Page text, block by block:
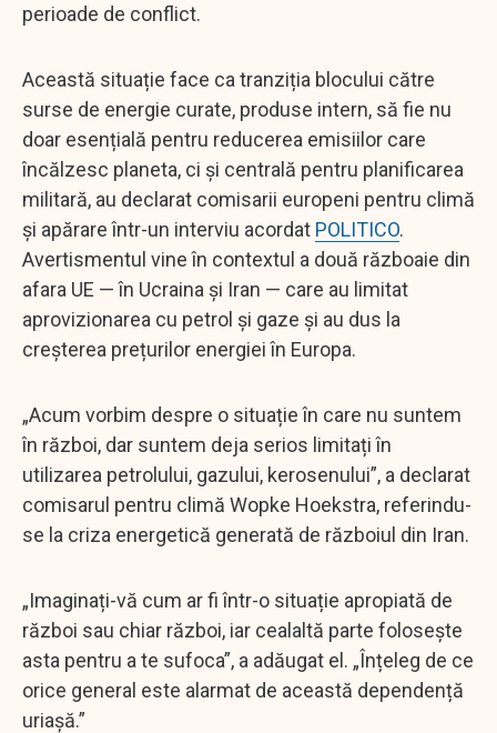
perioade de conflict.
Această situație face ca tranziția blocului către
surse de energie curate, produse intern, să fie nu
doar esențială pentru reducerea emisiilor care
încălzesc planeta, ci și centrală pentru planificarea
militară, au declarat comisarii europeni pentru climă
și apărare într-un interviu acordat POLITICO.
Avertismentul vine în contextul a două războaie din
afara UE — în Ucraina și Iran — care au limitat
aprovizionarea cu petrol și gaze și au dus la
creșterea prețurilor energiei în Europa.
„Acum vorbim despre o situație în care nu suntem
în război, dar suntem deja serios limitați în
utilizarea petrolului, gazului, kerosenului”, a declarat
comisarul pentru climă Wopke Hoekstra, referindu-
se la criza energetică generată de războiul din Iran.
„Imaginați-vă cum ar fi într-o situație apropiată de
război sau chiar război, iar cealaltă parte folosește
asta pentru a te sufoca”, a adăugat el. „Înțeleg de ce
orice general este alarmat de această dependență
uriașă.”